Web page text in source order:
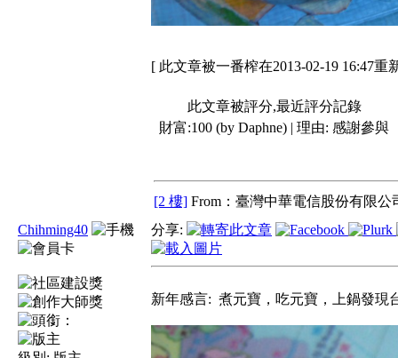
[ 此文章被一番榨在2013-02-19 16:47重
此文章被評分,最近評分記錄
財富:100 (by Daphne) | 理由: 感謝參與
[2 樓] From：臺灣中華電信股份有限公
Chihming40
分享:
新年感言: 煮元寶，吃元寶，上鍋發現